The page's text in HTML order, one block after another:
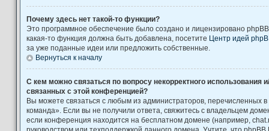
Почему здесь нет такой-то функции?
Это программное обеспечение было создано и лицензировано
какая-то функция должна быть добавлена, посетите Центр идей
за уже поданные идеи или предложить собственные.
Вернуться к началу
С кем можно связаться по вопросу некорректного использования
связанных с этой конференцией?
Вы можете связаться с любым из администраторов, перечисленных
команда». Если вы не получили ответа, свяжитесь с владельцем
если конференция находится на бесплатном домене (например,